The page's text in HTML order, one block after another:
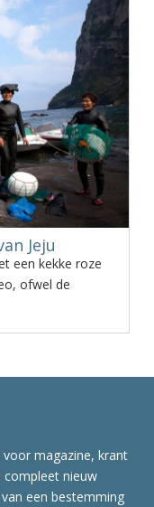
Jeju
een kekke roze
ofwel de
magazine, krant
compleet nieuw
een bestemming